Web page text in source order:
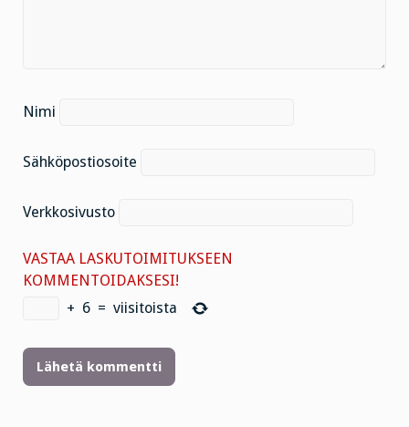
Nimi
Sähköpostiosoite
Verkkosivusto
VASTAA LASKUTOIMITUKSEEN
KOMMENTOIDAKSESI!
+ 6 = viisitoista